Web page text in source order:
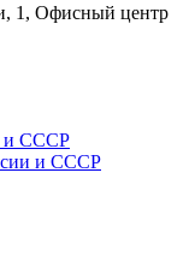
1, Офисный центр
и СССР
и СССР